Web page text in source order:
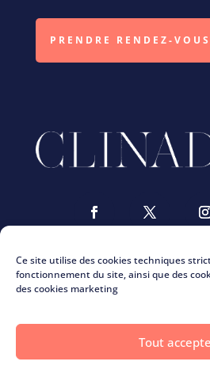
Ce site utilise des cookies techniques
fonctionnement du site, ainsi que des
des cookies marketing
Tout
PRENDRE RENDEZ-VOUS
Nous contacter